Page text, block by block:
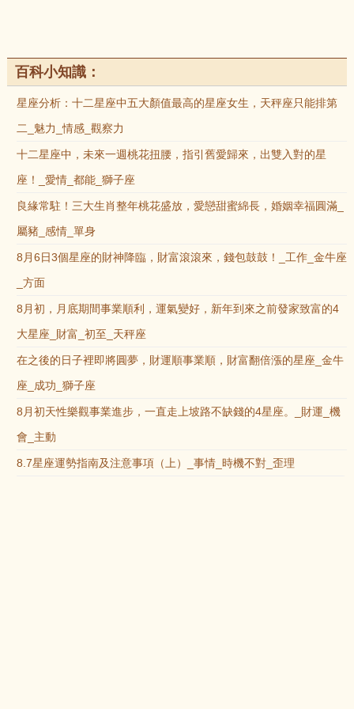
百科小知識：
星座分析：十二星座中五大顏值最高的星座女生，天秤座只能排第
二_魅力_情感_觀察力
十二星座中，未來一週桃花扭腰，指引舊愛歸來，出雙入對的星
座！_愛情_都能_獅子座
良緣常駐！三大生肖整年桃花盛放，愛戀甜蜜綿長，婚姻幸福圓滿_
屬豬_感情_單身
8月6日3個星座的財神降臨，財富滾滾來，錢包鼓鼓！_工作_金牛座
_方面
8月初，月底期間事業順利，運氣變好，新年到來之前發家致富的4
大星座_財富_初至_天秤座
在之後的日子裡即將圓夢，財運順事業順，財富翻倍漲的星座_金牛
座_成功_獅子座
8月初天性樂觀事業進步，一直走上坡路不缺錢的4星座。_財運_機
會_主動
8.7星座運勢指南及注意事項（上）_事情_時機不對_歪理